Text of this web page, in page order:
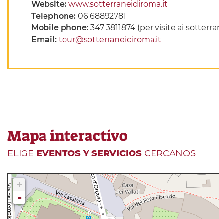
Website: www.sotterraneidiroma.it
Telephone: 06 68892781
Mobile phone: 347 3811874 (per visite ai
Email: tour@sotterraneidiroma.it
Mapa interactivo
ELIGE EVENTOS Y SERVICIOS CERCANOS
+
-